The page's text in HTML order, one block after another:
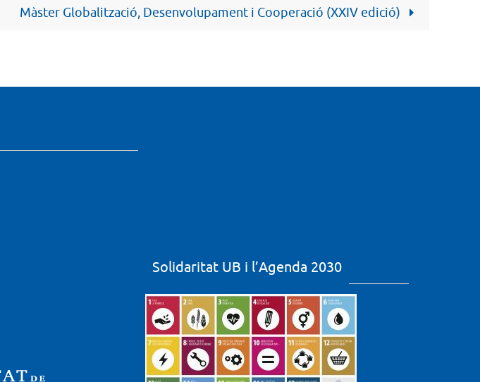
Màster Globalització, Desenvolupament i Cooperació (XXIV edició)
Solidaritat UB i l’Agenda 2030